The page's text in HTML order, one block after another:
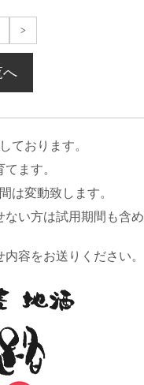
>
へ
ております。
ます。
は変動致します。
い方は試用期間も含
容をお送りください。